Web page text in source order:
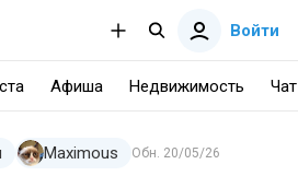
Войти
Афиша Недвижимость Чат
Maximous Обн. 20/05/26